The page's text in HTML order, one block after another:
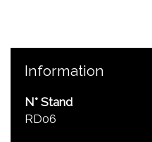
Information
N° Stand
RD06